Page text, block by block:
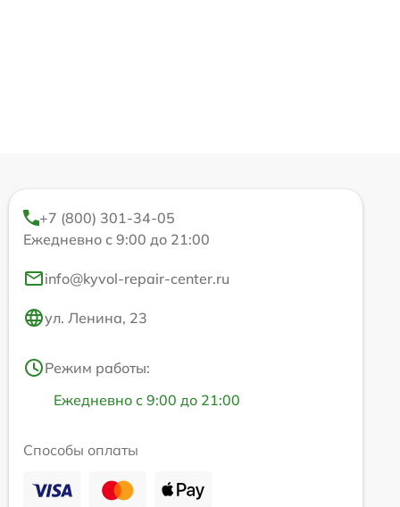
+7 (800) 301-34-05
Ежедневно с 9:00 до 21:00
info@kyvol-repair-center.ru
ул. Ленина, 23
Режим работы:
Ежедневно с 9:00 до 21:00
Способы оплаты